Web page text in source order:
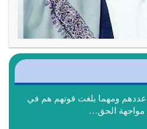
عددهم ومهما بلغت قوتهم هم في
الحق…